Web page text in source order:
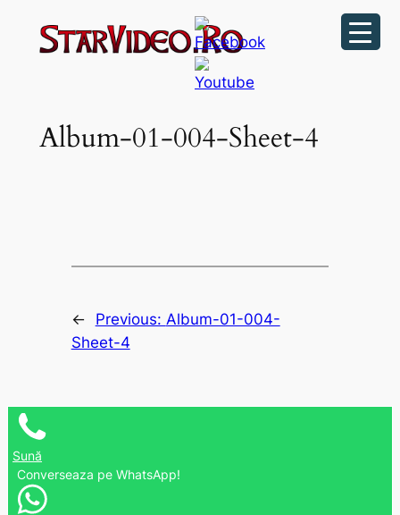
Album-01-004-Sheet-4
← Previous: Album-01-004-
Sheet-4
Sună
Converseaza pe WhatsApp!